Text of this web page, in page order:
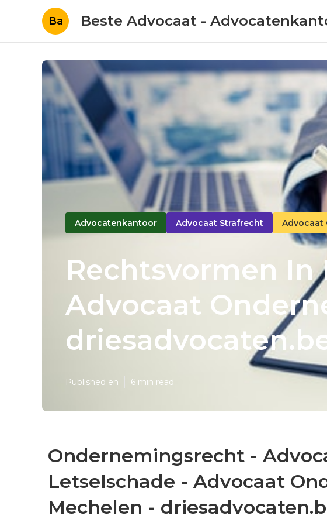
Ba Beste Advocaat -
Advocatenkantoor Advocaat Strafrecht Advocaat
Rechtsvormen
Advocaat
Published en 6 min read
Ondernemingsrecht -
Letselschade - Advocaat
Mechelen -